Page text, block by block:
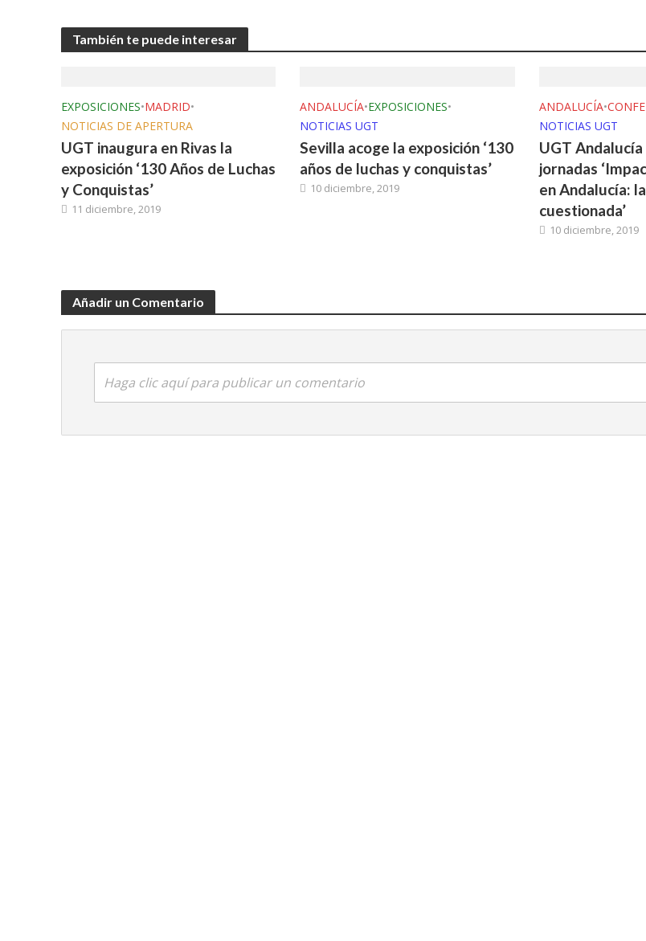
También te puede interesar
EXPOSICIONES•MADRID•
NOTICIAS DE APERTURA
UGT inaugura en Rivas la
exposición ‘130 Años de Luchas
y Conquistas’
11 diciembre, 2019
ANDALUCÍA•EXPOSICIONES•
NOTICIAS UGT
Sevilla acoge la exposición ‘130
años de luchas y conquistas’
10 diciembre, 2019
ANDALUCÍA•
NOTICIAS UGT
UGT
jornadas
en Andalucía:
cuestionada’
10 diciembre, 2019
Añadir un Comentario
Haga clic aquí para publicar un comentario